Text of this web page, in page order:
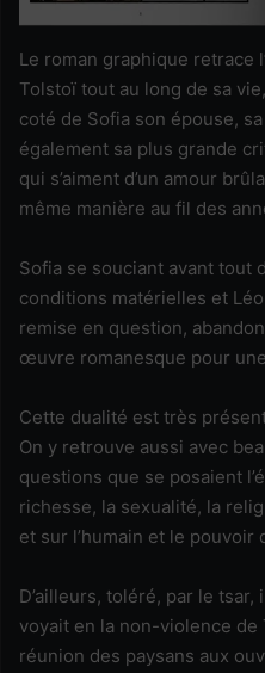
Le roman graphique retrace
Tolstoï tout au long de sa
coté de Sofia son épouse,
également sa plus grande
qui s’aiment d’un amour
même manière au fil des
Sofia se souciant avant tout
conditions matérielles et
remise en question,
œuvre romanesque pour
Cette dualité est très
On y retrouve aussi avec
questions que se posaient
richesse, la sexualité, la
et sur l’humain et le pouvoir
D’ailleurs, toléré, par le
voyait en la non-violence de
réunion des paysans aux